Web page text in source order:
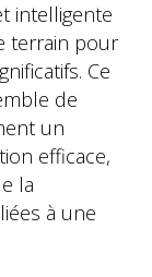
intelligente
terrain pour
Ce
de
un
efficace,
la
à une